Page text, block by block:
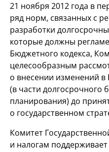
21 ноября 2012 года в
ряд норм, связанных с
разработки
которые должны
Бюджетного кодекса,
целесообразным
о внесении изменений
(в части долгосрочного
планирования) до
о государственном
Комитет
и налогам